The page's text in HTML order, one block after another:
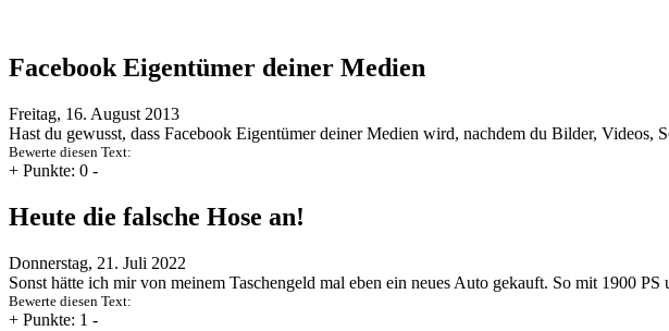
Facebook Eigentümer deiner Medien
Freitag, 16. August 2013
Hast du gewusst, dass Facebook Eigentümer deiner Medien wird, nachdem du Bilder, Videos,
Bewerte diesen Text:
+ Punkte: 0 -
Heute die falsche Hose an!
Donnerstag, 21. Juli 2022
Sonst hätte ich mir von meinem Taschengeld mal eben ein neues Auto gekauft. So mit 1900
Bewerte diesen Text:
+ Punkte: 1 -